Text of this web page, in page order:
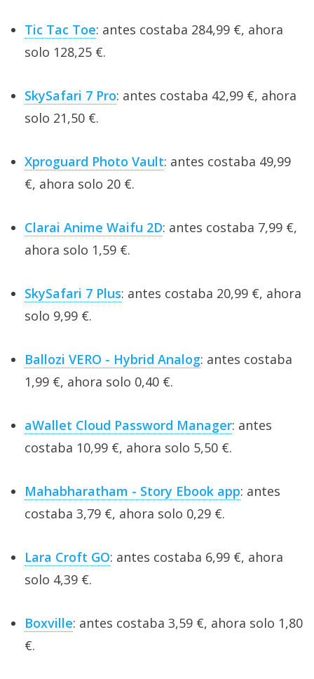
Tic Tac Toe: antes costaba 284,99 €, ahora
solo 128,25 €.
SkySafari 7 Pro: antes costaba 42,99 €, ahora
solo 21,50 €.
Xproguard Photo Vault: antes costaba 49,99
€, ahora solo 20 €.
Clarai Anime Waifu 2D: antes costaba 7,99 €,
ahora solo 1,59 €.
SkySafari 7 Plus: antes costaba 20,99 €, ahora
solo 9,99 €.
Ballozi VERO - Hybrid Analog: antes costaba
1,99 €, ahora solo 0,40 €.
aWallet Cloud Password Manager: antes
costaba 10,99 €, ahora solo 5,50 €.
Mahabharatham - Story Ebook app: antes
costaba 3,79 €, ahora solo 0,29 €.
Lara Croft GO: antes costaba 6,99 €, ahora
solo 4,39 €.
Boxville: antes costaba 3,59 €, ahora solo 1,80
€.